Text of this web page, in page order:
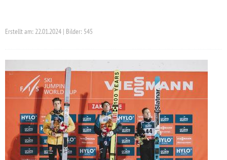
Erstellt am: 22.01.2024 | Bilder: 545